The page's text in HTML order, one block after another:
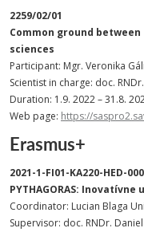
2259/02/01
Common ground
sciences
Participant: Mgr. Veronika
Scientist in charge: doc.
Duration: 1.9. 2022 – 31.8.
Web page: https://
Erasmus+
2021-1-FI01-KA220-HED-
PYTHAGORAS:
Coordinator: Lucian Blaga
Supervisor: doc. RNDr.